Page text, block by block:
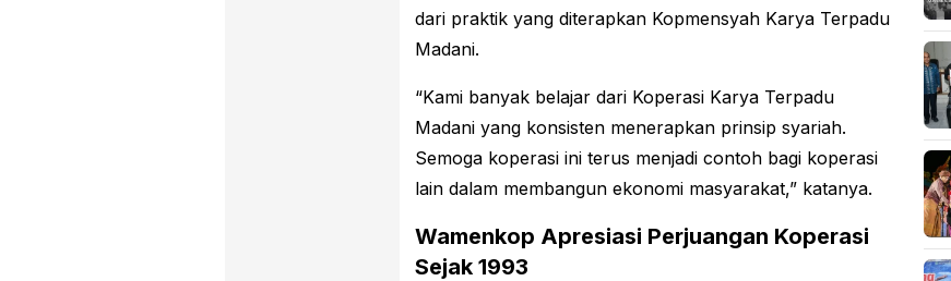
dari praktik yang diterapkan Kopmensyah Karya Terpadu
Madani.
“Kami banyak belajar dari Koperasi Karya Terpadu
Madani yang konsisten menerapkan prinsip syariah.
Semoga koperasi ini terus menjadi contoh bagi koperasi
lain dalam membangun ekonomi masyarakat,” katanya.
Wamenkop Apresiasi Perjuangan Koperasi
Sejak 1993